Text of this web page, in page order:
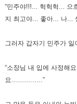
“민주야!!!... 헉헉헉... 으
지 최고야... 좋아... 나...
그러자 갑자기 민주가
“소장님 내 입에 사정해
요................”